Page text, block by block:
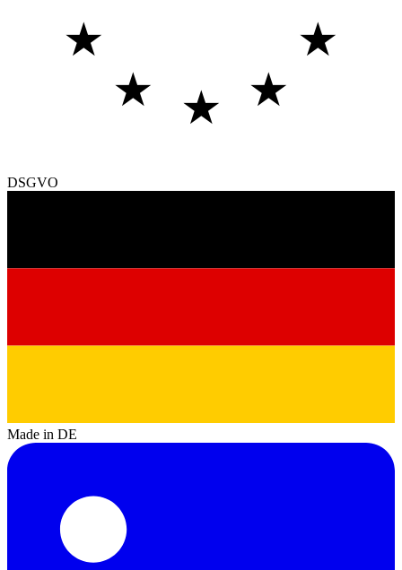
★
★
★
★
★
DSGVO
Made in DE